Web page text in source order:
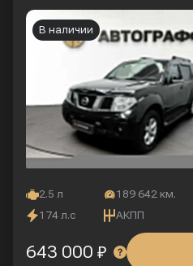
2.5 л 189 642 км.
174 л.с
АКПП
В наличии
643 000 ₽